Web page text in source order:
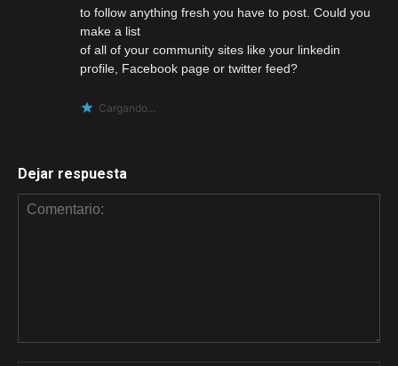
to follow anything fresh you have to post. Could you
make a list
of all of your community sites like your linkedin
profile, Facebook page or twitter feed?
Cargando...
Dejar respuesta